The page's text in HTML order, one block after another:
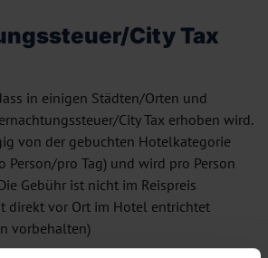
City Tax
in einigen Städten/Orten und
City Tax erhoben wird.
von der gebuchten Hotelkategorie
Person/pro Tag) und wird pro Person
Gebühr ist nicht im Reispreis
direkt vor Ort im Hotel entrichtet
vorbehalten)